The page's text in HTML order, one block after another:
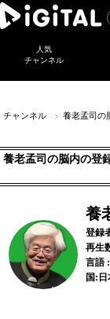
人気
チャンネル
チャンネル 養老孟司の
養老孟司の脳内の登
養
登録
再生
言語
国:日